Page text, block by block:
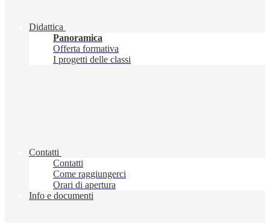
Didattica
Panoramica
Offerta formativa
I progetti delle classi
Contatti
Contatti
Come raggiungerci
Orari di apertura
Info e documenti